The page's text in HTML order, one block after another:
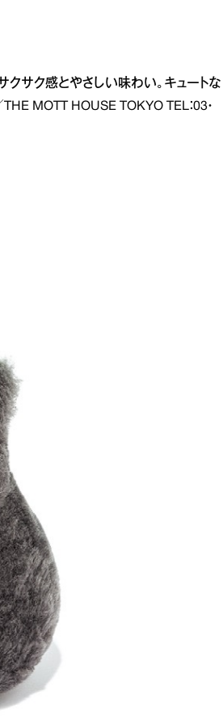
サク感とやさしい味わい。キュートな
MOTT HOUSE TOKYO TEL：03・